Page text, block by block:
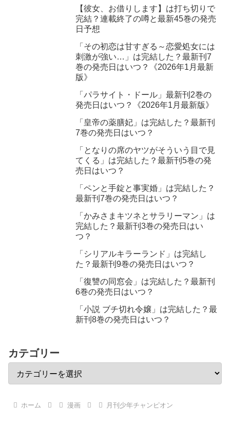
【彼女、お借りします】は打ち切りで
完結？連載終了の噂と最新45巻の発売
日予想
「その初恋は甘すぎる～恋愛処女には
刺激が強い…」は完結した？最新刊7
巻の発売日はいつ？《2026年1月最新
版》
「パラサイト・ドール」最新刊2巻の
発売日はいつ？《2026年1月最新版》
「皇帝の薬膳妃」は完結した？最新刊
7巻の発売日はいつ？
「となりの席のヤツがそういう目で見
てくる」は完結した？最新刊5巻の発
売日はいつ？
「ペンと手錠と事実婚」は完結した？
最新刊7巻の発売日はいつ？
「かみさまキツネとサラリーマン」は
完結した？最新刊3巻の発売日はい
つ？
「シリアルキラーランド」は完結し
た？最新刊9巻の発売日はいつ？
「復讐の同窓会」は完結した？最新刊
6巻の発売日はいつ？
「小説 ブチ切れ令嬢」は完結した？最
新刊8巻の発売日はいつ？
カテゴリー
ホーム 漫画 月刊少年チャンピオン